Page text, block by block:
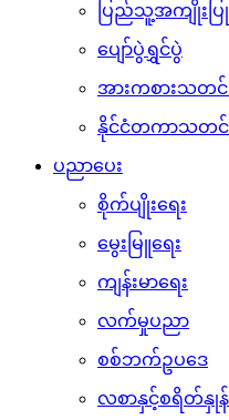
ပြည်သူ့အကျိုးပြု
ပျော်ပွဲရွှင်ပွဲ
အားကစားသတင်
နိုင်ငံတကာသတင်
ပညာပေး
စိုက်ပျိုးရေး
မွေးမြူရေး
ကျန်းမာရေး
လက်မှုပညာ
စစ်ဘက်ဥပဒေ
လစာနှင့်စရိတ်နှုန်